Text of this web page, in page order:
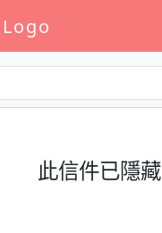
此信件已隱藏